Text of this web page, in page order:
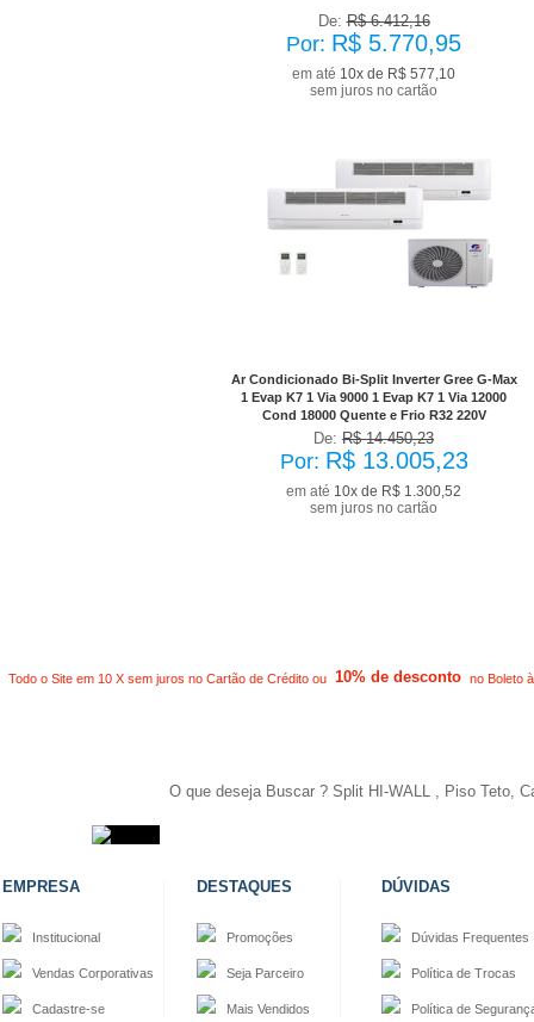
De:R$ 6.412,16
Por: R$ 5.770,95
em até 10x de R$ 577,10
sem juros no cartão
Ar Condicionado Bi-Split Inverter Gree G-Max
1 Evap K7 1 Via 9000 1 Evap K7 1 Via 12000
Cond 18000 Quente e Frio R32 220V
De: R$ 14.450,23
Por: R$ 13.005,23
em até 10x de R$ 1.300,52
sem juros no cartão
Todo o Site em 10 X sem juros no Cartão de Crédito ou 10% de desconto no Boleto
EMPRESA
Institucional
Vendas Corporativas
Cadastre-se
DESTAQUES
Promoções
Seja Parceiro
Mais Vendidos
DÚVIDAS
Dúvidas Frequentes
Política de Trocas
Política de